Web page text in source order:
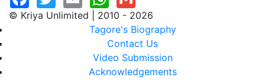
© Kriya Unlimited | 2010 - 2026
Tagore's Biography
Contact Us
Video Submission
Acknowledgements